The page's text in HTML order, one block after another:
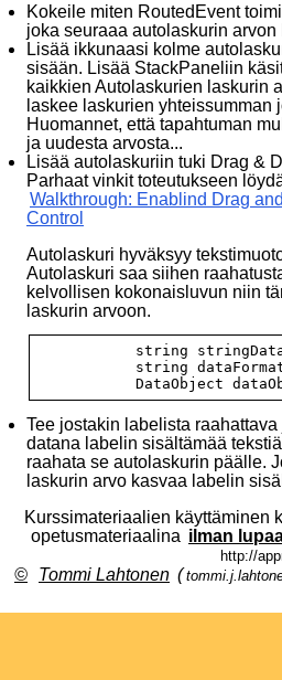
Kokeile miten RoutedEvent
joka seuraaa autolaskurin arvon
Lisää ikkunaasi kolme
sisään. Lisää StackPaneliin
kaikkien Autolaskurien laskurin
laskee laskurien yhteissumman
Huomannet, että tapahtuman
ja uudesta arvosta...
Lisää autolaskuriin tuki Drag &
Parhaat vinkit toteutukseen
Walkthrough: Enablind Drag
Control
Autolaskuri hyväksyy
Autolaskuri saa siihen
kelvollisen kokonaisluvun niin
laskurin arvoon.
string
string
Tee jostakin labelista
datana labelin sisältämää
raahata se autolaskurin päälle.
laskurin arvo kasvaa labelin
Kurssimateriaalien käyttäminen
opetusmateriaalina ilman
http://
© Tommi Lahtonen (